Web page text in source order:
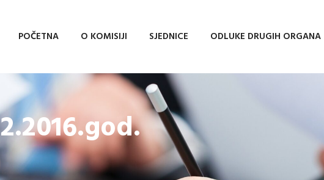
POČETNA O KOMISIJI SJEDNICE ODLUKE DRUGIH ORGANA